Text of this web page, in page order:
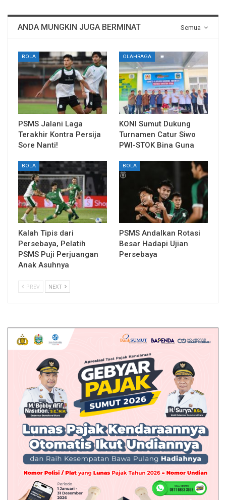
Semua
ANDA MUNGKIN JUGA BERMINAT
BOLA
PSMS Jalani Laga
Terakhir Kontra Persija
Sore Nanti!
OLAHRAGA
KONI Sumut Dukung
Turnamen Catur Siwo
PWI-STOK Bina Guna
BOLA
Kalah Tipis dari
Persebaya, Pelatih
PSMS Puji Perjuangan
Anak Asuhnya
BOLA
PSMS Andalkan Rotasi
Besar Hadapi Ujian
Persebaya
PREV NEXT